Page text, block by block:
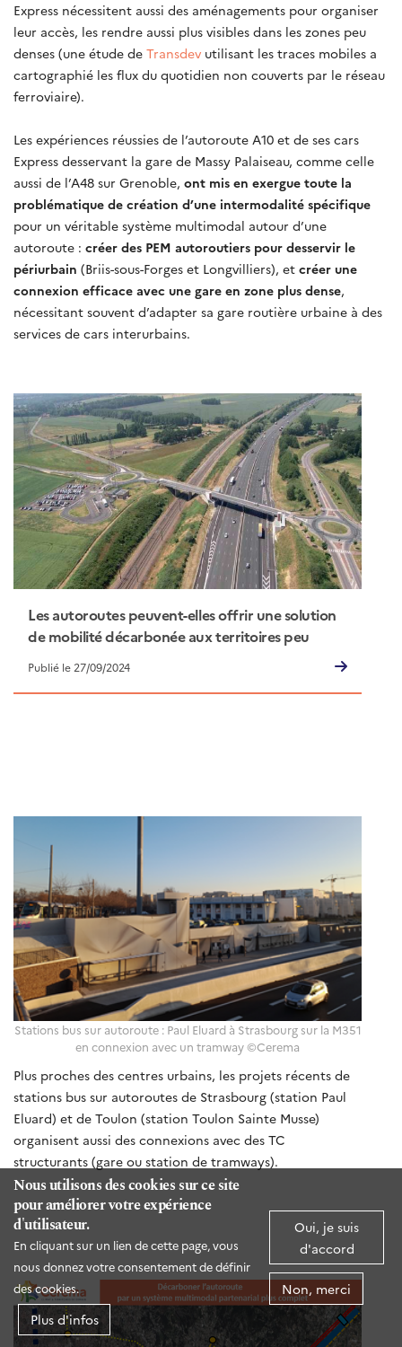
Nous utilisons des cookies sur ce site
pour améliorer votre expérience
d'utilisateur.
En cliquant sur un lien de cette page, vous
nous donnez votre consentement de définir
des cookies.
Plus d'infos
Oui, je suis
d'accord
Non, merci
Express nécessitent aussi des aménagements pour organiser
leur accès, les rendre aussi plus visibles dans les zones peu
denses (une étude de Transdev utilisant les traces mobiles a
cartographié les flux du quotidien non couverts par le réseau
ferroviaire).
Les expériences réussies de l’autoroute A10 et de ses cars
Express desservant la gare de Massy Palaiseau, comme celle
aussi de l’A48 sur Grenoble, ont mis en exergue toute la
problématique de création d’une intermodalité spécifique
pour un véritable système multimodal autour d’une
autoroute : créer des PEM autoroutiers pour desservir le
périurbain (Briis-sous-Forges et Longvilliers), et créer une
connexion efficace avec une gare en zone plus dense,
nécessitant souvent d’adapter sa gare routière urbaine à des
services de cars interurbains.
Les autoroutes peuvent-elles offrir une solution
de mobilité décarbonée aux territoires peu
Régionaux Métropolitains ?
Publié le 27/09/2024
Stations bus sur autoroute : Paul Eluard à Strasbourg sur la M351
en connexion avec un tramway ©Cerema
Plus proches des centres urbains, les projets récents de
stations bus sur autoroutes de Strasbourg (station Paul
Eluard) et de Toulon (station Toulon Sainte Musse)
organisent aussi des connexions avec des TC
structurants (gare ou station de tramways).